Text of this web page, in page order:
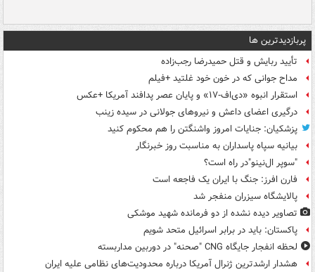
پربازدیدترین ها
تأیید ربایش و قتل حمیدرضا رجب‌زاده
مداح جوانی که در خون خود غلتید +فیلم
استقرار انبوه «دی‌اف‑۱۷» و پایان عصر پدافند آمریکا +عکس
درگیری اعضای داعش و نیروهای جولانی در سیده زینب
پزشکیان: جنایات امروز واشنگتن را هم محکوم کنید
بیانیه سپاه پاسداران به مناسبت روز خبرنگار
"سوپر ال‌نینو"در راه است؟
فارن افرز: جنگ با ایران یک فاجعه است
پالایشگاه سیزران منفجر شد
تصاویر دیده‌ نشده از دو فرمانده شهید موشکی
پاکستان: باید در برابر اسرائیل متحد شویم
لحظه انفجار جایگاه CNG "صحنه" در دوربین مداربسته
هشدار ارشدترین ژنرال آمریکا درباره محدودیت‌های نظامی علیه ایران